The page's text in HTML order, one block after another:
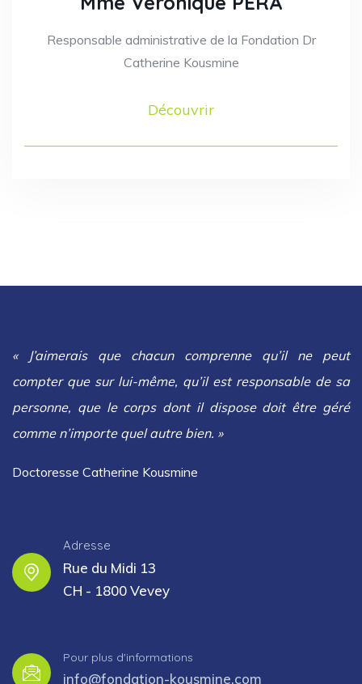
Responsable administrative de la Fondation Dr
Catherine Kousmine
Découvrir
« J’aimerais que chacun comprenne qu’il ne peut
compter que sur lui-même, qu’il est responsable de sa
personne, que le corps dont il dispose doit être géré
comme n’importe quel autre bien. »
Doctoresse Catherine Kousmine
Adresse
Rue du Midi 13
CH - 1800 Vevey
Pour plus d'informations
info@fondation-kousmine.com